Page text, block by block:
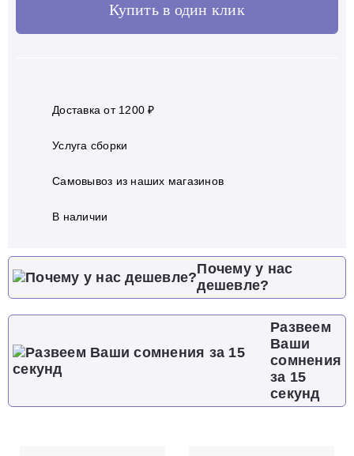
Купить в один клик
Доставка от 1200 ₽
Услуга сборки
Самовывоз из наших магазинов
В наличии
Почему у нас
дешевле?
Развеем
Ваши
сомнения
за 15
секунд